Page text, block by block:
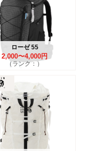
ローゼ 55
2,000〜4,000円
（ランク：）